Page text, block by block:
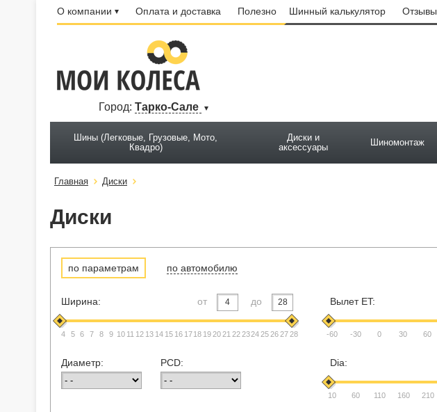
О компании Оплата и доставка Полезно Шинный калькулятор Отзывы
Город: Тарко-Сале
Шины (Легковые, Грузовые, Мото,
Квадро)
Диски и
аксессуары
Шиномонтаж
Главная Диски
Диски
по параметрам по автомобилю
Ширина: от до
4 5 6 7 8 9 10 11 12 13 14 15 16 17 18 19 20 21 22 23 24 25 26 27 28
Вылет ET:
-60 -30 0 30 60
Диаметр: PCD: Dia:
10 60 110 160 210